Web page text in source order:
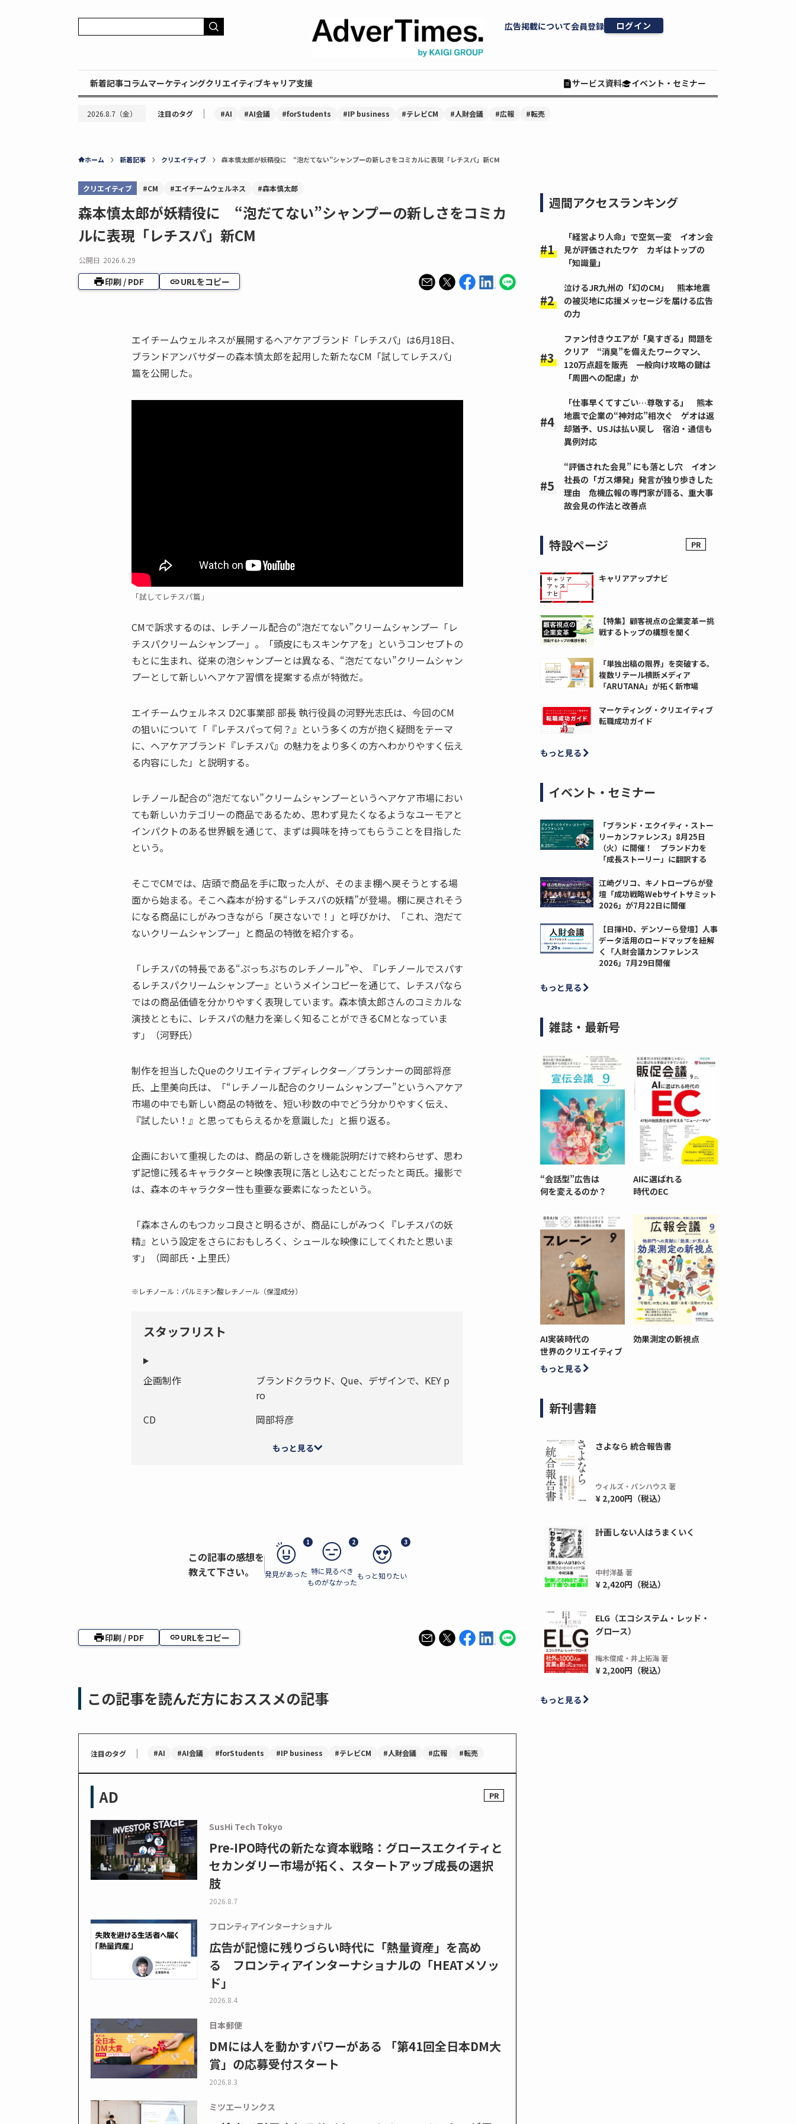
広告掲載について会員登録 ログイン
新着記事コラムマーケティングクリエイティブキャリア支援 サービス資料 イベント・セミナー
2026.8.7（金） 注目のタグ ｜ #AI #AI会議 #forStudents #IP business #テレビCM #人財会議 #広報 #転売
ホーム 新着記事 クリエイティブ 森本慎太郎が妖精役に “泡だてない”シャンプーの新しさをコミカルに表現「レチスパ」新CM
クリエイティブ #CM #エイチームウェルネス #森本慎太郎
森本慎太郎が妖精役に “泡だてない”シャンプーの新しさをコミカ
ルに表現「レチスパ」新CM
公開日 2026.6.29
印刷 / PDF URLをコピー
エイチームウェルネスが展開するヘアケアブランド「レチスパ」は6月18日、
ブランドアンバサダーの森本慎太郎を起用した新たなCM「試してレチスパ」
篇を公開した。
「試してレチスパ篇」
CMで訴求するのは、レチノール配合の“泡だてない”クリームシャンプー「レ
チスパクリームシャンプー」。「頭皮にもスキンケアを」というコンセプトの
もとに生まれ、従来の泡シャンプーとは異なる、“泡だてない”クリームシャン
プーとして新しいヘアケア習慣を提案する点が特徴だ。
エイチームウェルネス D2C事業部 部長 執行役員の河野光志氏は、今回のCM
の狙いについて「『レチスパって何？』という多くの方が抱く疑問をテーマ
に、ヘアケアブランド『レチスパ』の魅力をより多くの方へわかりやすく伝え
る内容にした」と説明する。
レチノール配合の“泡だてない”クリームシャンプーというヘアケア市場におい
ても新しいカテゴリーの商品であるため、思わず見たくなるようなユーモアと
インパクトのある世界観を通じて、まずは興味を持ってもらうことを目指した
という。
そこでCMでは、店頭で商品を手に取った人が、そのまま棚へ戻そうとする場
面から始まる。そこへ森本が扮する“レチスパの妖精”が登場。棚に戻されそう
になる商品にしがみつきながら「戻さないで！」と呼びかけ、「これ、泡だて
ないクリームシャンプー」と商品の特徴を紹介する。
「レチスパの特長である“ぷっちぷちのレチノール”や、『レチノールでスパす
るレチスパクリームシャンプー』というメインコピーを通じて、レチスパなら
ではの商品価値を分かりやすく表現しています。森本慎太郎さんのコミカルな
演技とともに、レチスパの魅力を楽しく知ることができるCMとなっていま
す」（河野氏）
制作を担当したQueのクリエイティブディレクター／プランナーの岡部将彦
氏、上里美向氏は、「“レチノール配合のクリームシャンプー”というヘアケア
市場の中でも新しい商品の特徴を、短い秒数の中でどう分かりやすく伝え、
『試したい！』と思ってもらえるかを意識した」と振り返る。
企画において重視したのは、商品の新しさを機能説明だけで終わらせず、思わ
ず記憶に残るキャラクターと映像表現に落とし込むことだったと両氏。撮影で
は、森本のキャラクター性も重要な要素になったという。
「森本さんのもつカッコ良さと明るさが、商品にしがみつく『レチスパの妖
精』という設定をさらにおもしろく、シュールな映像にしてくれたと思いま
す」（岡部氏・上里氏）
※レチノール：パルミチン酸レチノール（保湿成分）
スタッフリスト
企画制作
ブランドクラウド、Que、デザインで、KEY p
ro
CD
岡部将彦
もっと見る
この記事の感想を
教えて下さい。
1
発見があった
2
特に見るべき
ものがなかった
3
もっと知りたい
印刷 / PDF URLをコピー
この記事を読んだ方におススメの記事
注目のタグ ｜ #AI #AI会議 #forStudents #IP business #テレビCM #人財会議 #広報 #転売
AD
SusHi Tech Tokyo
Pre-IPO時代の新たな資本戦略：グロースエクイティと
セカンダリー市場が拓く、スタートアップ成長の選択
肢
2026.8.7
フロンティアインターナショナル
広告が記憶に残りづらい時代に「熱量資産」を高め
る フロンティアインターナショナルの「HEATメソッ
ド」
2026.8.4
日本郵便
DMには人を動かすパワーがある 「第41回全日本DM大
賞」の応募受付スタート
2026.8.3
ミツエーリンクス
週間アクセスランキング
「経営より人命」で空気一変 イオン会
見が評価されたワケ カギはトップの
「知識量」
泣けるJR九州の「幻のCM」 熊本地震
の被災地に応援メッセージを届ける広告
の力
ファン付きウエアが「臭すぎる」問題を
クリア “消臭”を備えたワークマン、
120万点超を販売 一般向け攻略の鍵は
「周囲への配慮」か
「仕事早くてすごい…尊敬する」 熊本
地震で企業の“神対応”相次ぐ ゲオは返
却猶予、USJは払い戻し 宿泊・通信も
異例対応
“評価された会見” にも落とし穴 イオン
社長の「ガス爆発」発言が独り歩きした
理由 危機広報の専門家が語る、重大事
故会見の作法と改善点
特設ページ
キャリアアップナビ
【特集】顧客視点の企業変革ー挑
戦するトップの構想を聞く
「単独出稿の限界」を突破する。
複数リテール横断メディア
「ARUTANA」が拓く新市場
マーケティング・クリエイティブ
転職成功ガイド
もっと見る
イベント・セミナー
「ブランド・エクイティ・ストー
リーカンファレンス」8月25日
（火）に開催！ ブランド力を
「成長ストーリー」に翻訳する
江崎グリコ、キノトロープらが登
壇「成功戦略Webサイトサミット
2026」が7月22日に開催
【日揮HD、デンソーら登壇】人事
データ活用のロードマップを紐解
く「人財会議カンファレンス
2026」7月29日開催
もっと見る
雑誌・最新号
“会話型”広告は
何を変えるのか？
AIに選ばれる
時代のEC
AI実装時代の
世界のクリエイティブ
効果測定の新視点
もっと見る
新刊書籍
さよなら 統合報告書
ウィルズ・パンハウス 著
¥ 2,200円（税込）
計画しない人はうまくいく
中村洋基 著
¥ 2,420円（税込）
ELG（エコシステム・レッド・
グロース）
梅木俊成・井上拓海 著
¥ 2,200円（税込）
もっと見る